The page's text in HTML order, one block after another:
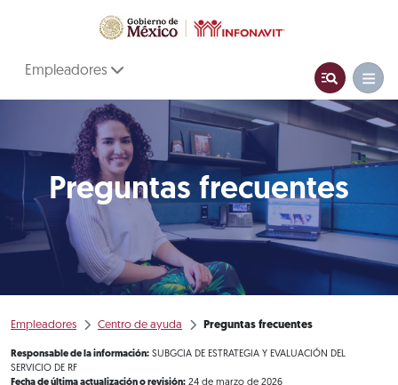
Empleadores
Preguntas frecuentes
Empleadores Centro de ayuda Preguntas frecuentes
Responsable de la información: SUBGCIA DE ESTRATEGIA Y EVALUACIÓN DEL
SERVICIO DE RF
Fecha de última actualización o revisión: 24 de marzo de 2026